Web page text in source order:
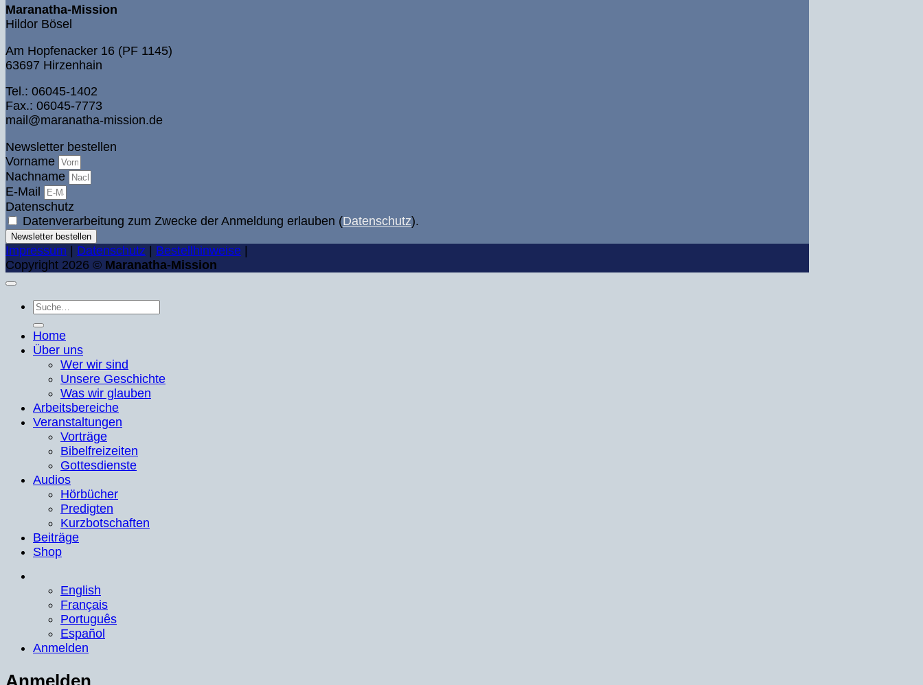
Maranatha-Mission
Hildor Bösel
Am Hopfenacker 16 (PF 1145)
63697 Hirzenhain
Tel.: 06045-1402
Fax.: 06045-7773
mail@maranatha-mission.de
Newsletter bestellen
Vorname
Nachname
E-Mail
Datenschutz
Datenverarbeitung zum Zwecke der Anmeldung erlauben (Datenschutz).
Newsletter bestellen
Impressum Datenschutz Bestellhinweise
Copyright 2026 © Maranatha-Mission
Suche
Home
Über uns
Wer wir sind
Unsere Geschichte
Was wir glauben
Arbeitsbereiche
Veranstaltungen
Vorträge
Bibelfreizeiten
Gottesdienste
Audios
Hörbücher
Predigten
Kurzbotschaften
Beiträge
Shop
English
Français
Português
Español
Anmelden
Anmelden